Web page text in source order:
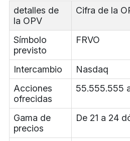
detalles de
la OPV
Cifra de la
Símbolo
previsto
FRVO
Intercambio
Nasdaq
Acciones
ofrecidas
55.555.555
Gama de
precios
De 21 a 24